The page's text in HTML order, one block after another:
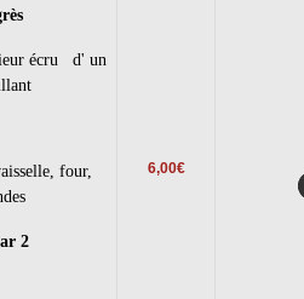
écru d' un
four,
2
6,00€